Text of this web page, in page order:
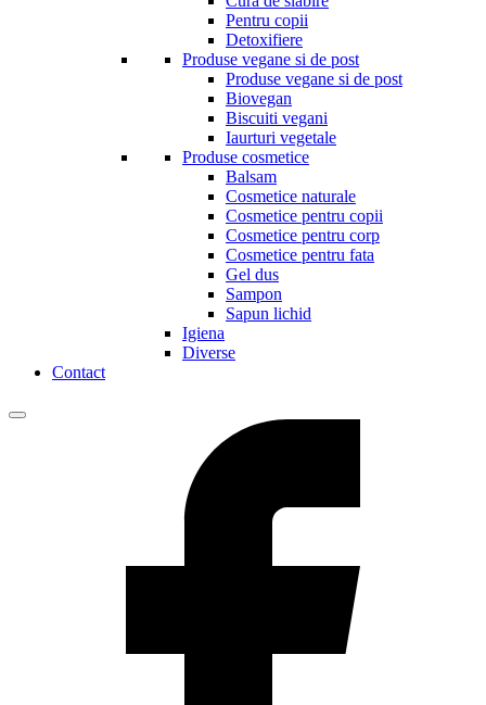
Pentru copii
Detoxifiere
Produse vegane si de post
Produse vegane si de post
Biovegan
Biscuiti vegani
Iaurturi vegetale
Produse cosmetice
Balsam
Cosmetice naturale
Cosmetice pentru copii
Cosmetice pentru corp
Cosmetice pentru fata
Gel dus
Sampon
Sapun lichid
Igiena
Diverse
Contact